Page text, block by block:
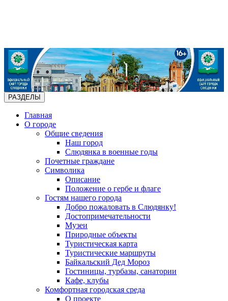
РАЗДЕЛЫ
Главная
О городе
Общие сведения
Наш город
Слюдянка в военные годы
Почетные граждане
Символика
Описание
Положение о гербе и флаге
Гостям нашего города
Добро пожаловать в Слюдянку!
Достопримечательности
Музеи
Природные объекты
Туристическая карта
Туристические маршруты
Байкальский Дед Мороз
Гостиницы, турбазы, санатории
Кафе, клубы
Комфортная городская среда
О проекте